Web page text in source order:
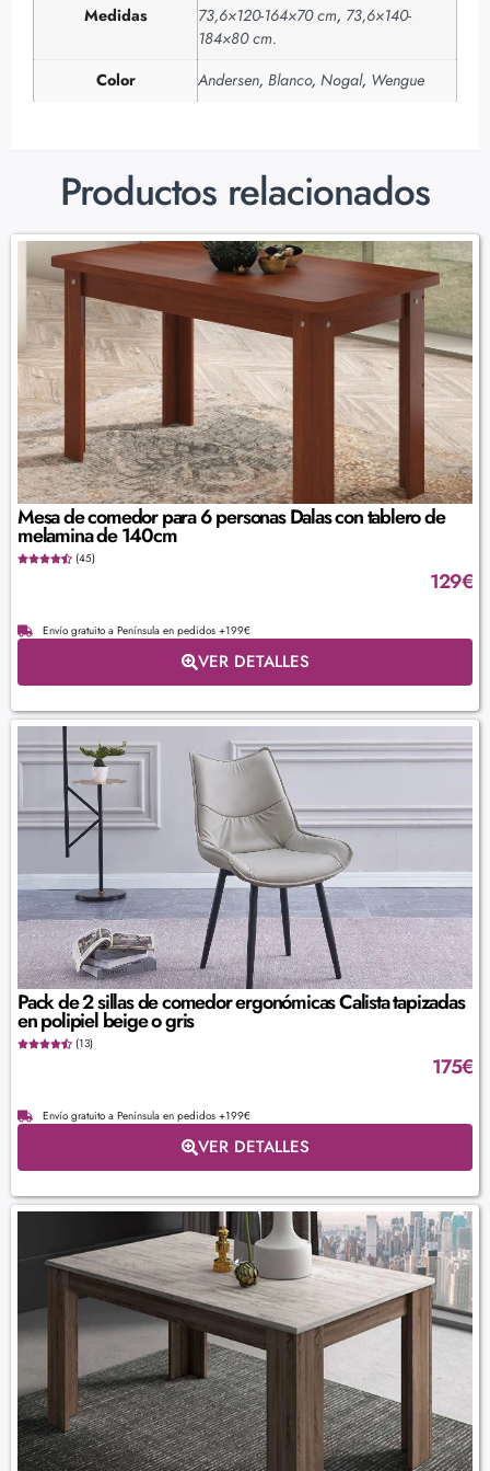
Medidas 73,6×120-164×70 cm, 73,6×140-
184×80 cm.
Color
Andersen, Blanco, Nogal, Wengue
Productos relacionados
Mesa de comedor para 6 personas Dalas con tablero de
melamina de 140cm
(45)
129€
Envío gratuito a Península en pedidos +199€
VER DETALLES
Pack de 2 sillas de comedor ergonómicas Calista tapizadas
en polipiel beige o gris
(13)
175€
Envío gratuito a Península en pedidos +199€
VER DETALLES